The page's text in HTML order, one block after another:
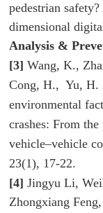
pedestrian
dimensional
Analysis &
[3] Wang, K.,
Cong, H., Yu, H.
environmental
crashes: From
vehicle–vehicle
23(1), 17-22.
[4] Jingyu Li,
Zhongxiang